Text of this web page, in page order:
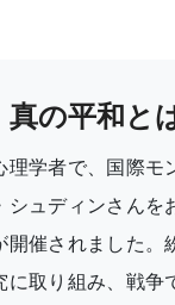
真の平和と
理学者で、国際モ
シュディンさんを
開催されました。
に取り組み、戦争